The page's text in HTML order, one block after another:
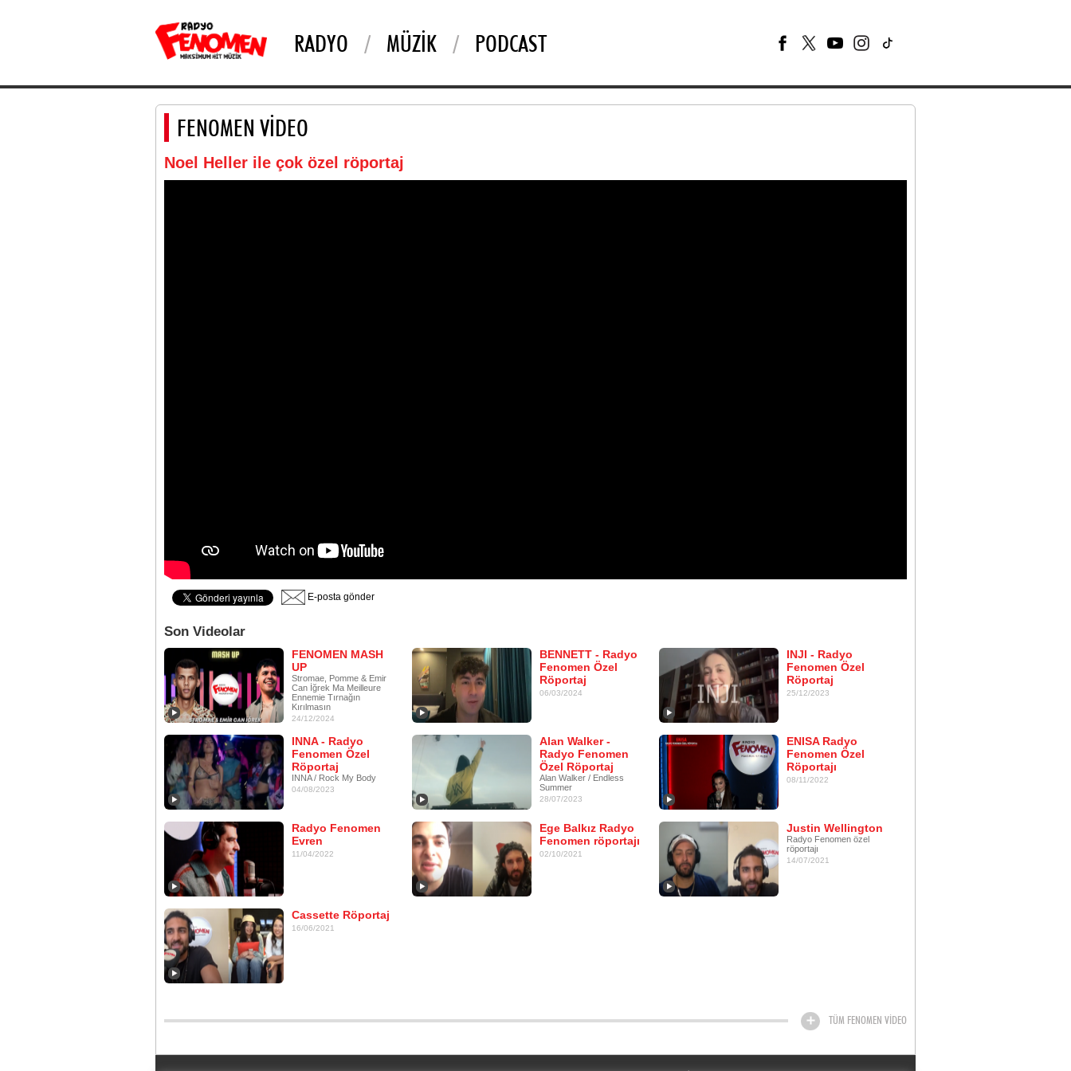
RADYO MÜZIK PODCAST
FENOMEN VİDEO
Noel Heller ile çok özel röportaj
E-posta gönder
Son Videolar
FENOMEN MASH
UP
Stromae, Pomme & Emir
Can İğrek Ma Meilleure
Ennemie Tırnağın
Kırılmasın
24/12/2024
BENNETT - Radyo
Fenomen Özel
Röportaj
06/03/2024
INJI - Radyo
Fenomen Özel
Röportaj
25/12/2023
INNA - Radyo
Fenomen Özel
Röportaj
INNA / Rock My Body
04/08/2023
Alan Walker -
Radyo Fenomen
Özel Röportaj
Alan Walker / Endless
Summer
28/07/2023
ENISA Radyo
Fenomen Özel
Röportajı
08/11/2022
Radyo Fenomen
Evren
11/04/2022
Ege Balkız Radyo
Fenomen röportajı
02/10/2021
Justin Wellington
Radyo Fenomen özel
röportajı
14/07/2021
Cassette Röportaj
16/06/2021
TÜM FENOMEN VİDEO